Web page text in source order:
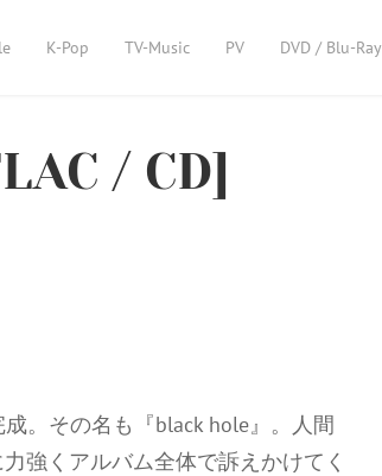
K-Pop TV-Music PV DVD / Blu-Ray
/ CD]
。その名も『black hole』。人間
強くアルバム全体で訴えかけてく